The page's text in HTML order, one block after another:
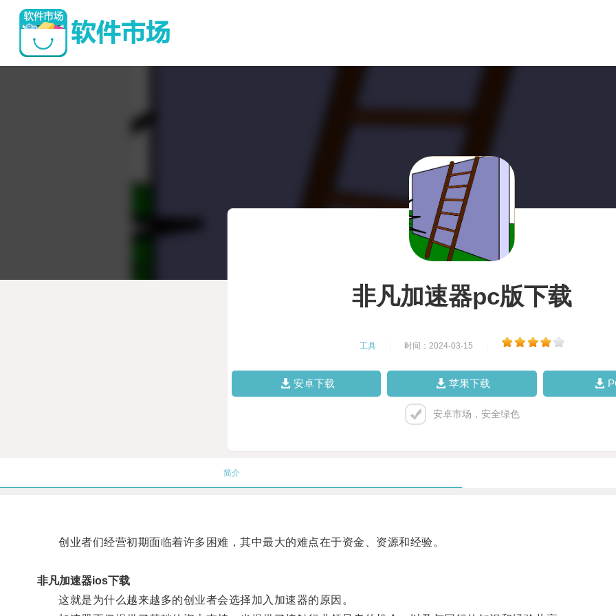
非凡加速器pc版下载
工具 时间：2024-03-15
安卓下载 苹果下载
安卓市场，安全绿色
简介
创业者们经营初期面临着许多困难，其中最大的难点在于资金、资源和经验。
非凡加速器ios下载
这就是为什么越来越多的创业者会选择加入加速器的原因。